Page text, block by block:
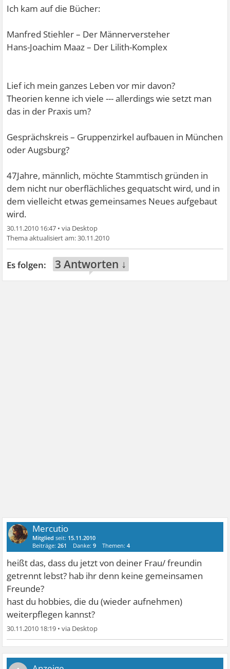
Ich kam auf die Bücher:
Manfred Stiehler – Der Männerversteher
Hans-Joachim Maaz – Der Lilith-Komplex
Lief ich mein ganzes Leben vor mir davon?
Theorien kenne ich viele --- allerdings wie setzt man
das in der Praxis um?
Gesprächskreis – Gruppenzirkel aufbauen in München
oder Augsburg?
47Jahre, männlich, möchte Stammtisch gründen in
dem nicht nur oberflächliches gequatscht wird, und in
dem vielleicht etwas gemeinsames Neues aufgebaut
wird.
30.11.2010 16:47 •
30.11.2010
3 Antworten ↓
Mercutio
Mitglied seit: 15.11.2010
Beiträge:261 Danke:9 Themen:4
heißt das, dass du jetzt von deiner Frau/ freundin
getrennt lebst? hab ihr denn keine gemeinsamen
Freunde?
hast du hobbies, die du (wieder aufnehmen)
weiterpflegen kannst?
30.11.2010 18:19 •